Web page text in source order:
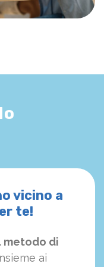
vicino a
te!
metodo di
ai